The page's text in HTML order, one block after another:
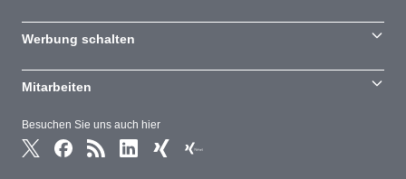
Besuchen Sie uns auch hier
Werbung schalten
Mitarbeiten